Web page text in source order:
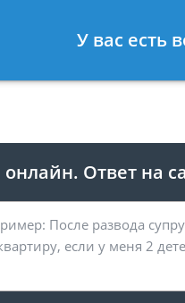
812 467-39-37
Ответ на
У вас есть